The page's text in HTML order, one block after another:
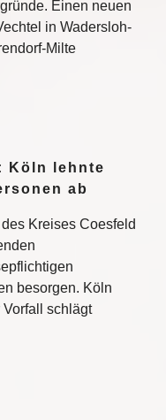
Einen neuen
in Wadersloh-
Milte
Köln lehnte
ab
Kreises Coesfeld
besorgen. Köln
Vorfall schlägt